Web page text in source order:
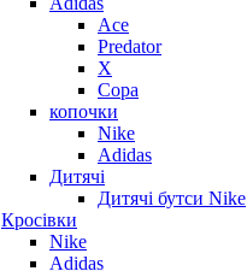
Ace
Predator
X
Copa
копочки
Nike
Adidas
Дитячі
Дитячі бутси Nike
Кросівки
Nike
Adidas